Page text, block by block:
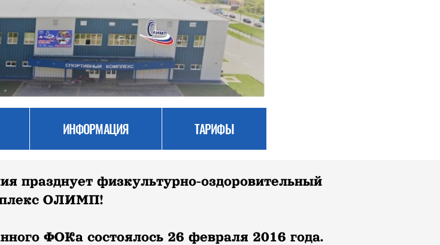
ИНФОРМАЦИЯ ТАРИФЫ
празднует физкультурно-оздоровительный
ОЛИМП!
ФОКа состоялось 26 февраля 2016 года.